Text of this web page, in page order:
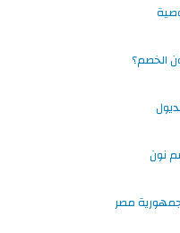
الخصم؟
نون
مصر